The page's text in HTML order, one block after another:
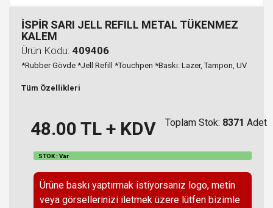
İSPİR SARI JELL REFILL METAL TÜKENMEZ
KALEM
Ürün Kodu: 409406
*Rubber Gövde *Jell Refill *Touchpen *Baskı: Lazer, Tampon, UV
Tüm Özellikleri
48.00 TL + KDV Toplam Stok: 8371 Adet
STOK : Var
Ürüne baskı yaptırmak istiyorsanız logo, metin
veya görsellerinizi iletmek üzere lütfen bizimle